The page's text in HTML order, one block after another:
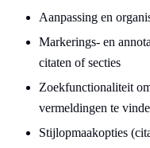
Aanpassing en
Markerings- en
citaten of secties
Zoekfunctionaliteit
vermeldingen te
Stijlopmaakopties